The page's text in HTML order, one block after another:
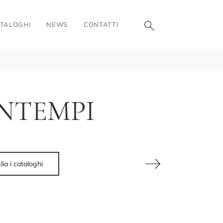
NEWS CONTATTI
i cataloghi